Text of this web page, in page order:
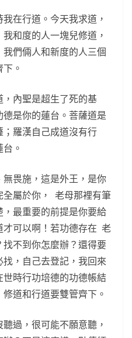
在行道。今天我求道，
和度的人一塊兒修道，
們倆人和新度的人三個
。
內聖是超生了死的基
是你的蓮台。菩薩道是
羅漢自己成道沒有行
。
畏施，這是外王，是你
全屬於你， 老母那裡有筆
最重要的前提是你要給
才可以啊！若功德存在 老
不到你怎麼辦？還得要
，自己去登記，我回來
時行功培德的功德帳結
道和行道要雙管齊下。
聽過，很可能不願意聽，